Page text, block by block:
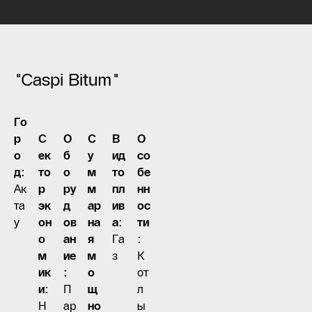
"Caspi Bitum"
Го
р
о
д:
Ак
та
у
С
ек
то
р
эк
он
о
м
ик
и:
Н
О
б
о
ру
д
ов
ан
ие
:
П
ар
С
у
м
м
ар
на
я
м
о
щ
но
В
ид
то
пл
ив
а:
Га
з
О
со
бе
нн
ос
ти
:
К
от
л
ы